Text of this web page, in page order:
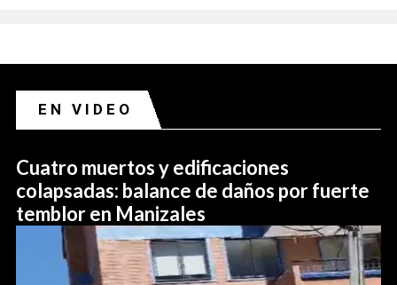
EN VIDEO
Cuatro muertos y edificaciones
colapsadas: balance de daños por fuerte
temblor en Manizales